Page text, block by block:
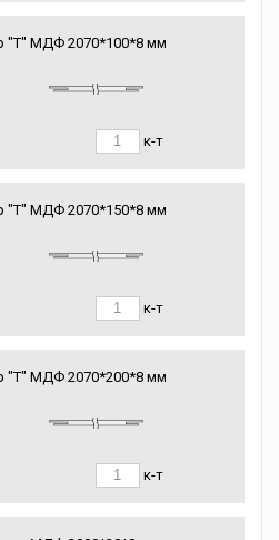
"Т" МДФ 2070*100*8 мм
к-т
"Т" МДФ 2070*150*8 мм
к-т
"Т" МДФ 2070*200*8 мм
к-т